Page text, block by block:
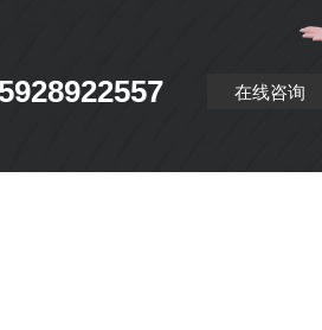
在线咨询